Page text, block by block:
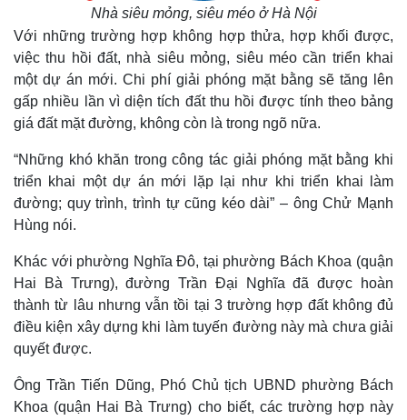
Thế giới
Quan sát
Cuộc sống đó đây
Multimedia
Video
Infographic
Nhà siêu mỏng, siêu méo ở Hà Nội
Với những trường hợp không hợp thửa, hợp khối được,
việc thu hồi đất, nhà siêu mỏng, siêu méo cần triển khai
một dự án mới. Chi phí giải phóng mặt bằng sẽ tăng lên
gấp nhiều lần vì diện tích đất thu hồi được tính theo bảng
giá đất mặt đường, không còn là trong ngõ nữa.
“Những khó khăn trong công tác giải phóng mặt bằng khi
triển khai một dự án mới lặp lại như khi triển khai làm
đường; quy trình, trình tự cũng kéo dài” – ông Chử Mạnh
Hùng nói.
Khác với phường Nghĩa Đô, tại phường Bách Khoa (quận
Hai Bà Trưng), đường Trần Đại Nghĩa đã được hoàn
thành từ lâu nhưng vẫn tồi tại 3 trường hợp đất không đủ
điều kiện xây dựng khi làm tuyến đường này mà chưa giải
quyết được.
Ông Trần Tiến Dũng, Phó Chủ tịch UBND phường Bách
Khoa (quận Hai Bà Trưng) cho biết, các trường hợp này